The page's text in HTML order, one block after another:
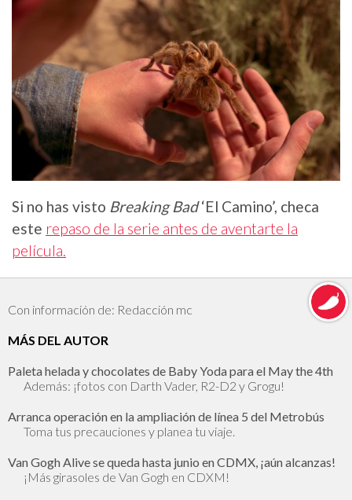
Si no has visto Breaking Bad‘El Camino’, checa
este repaso de la serie antes de aventarte la
película.
Con información de: Redacción mc
MÁS DEL AUTOR
Paleta helada y chocolates de Baby Yoda para el May the 4th
Además: ¡fotos con Darth Vader, R2-D2 y Grogu!
Arranca operación en la ampliación de línea 5 del Metrobús
Toma tus precauciones y planea tu viaje.
Van Gogh Alive se queda hasta junio en CDMX, ¡aún alcanzas!
¡Más girasoles de Van Gogh en CDXM!